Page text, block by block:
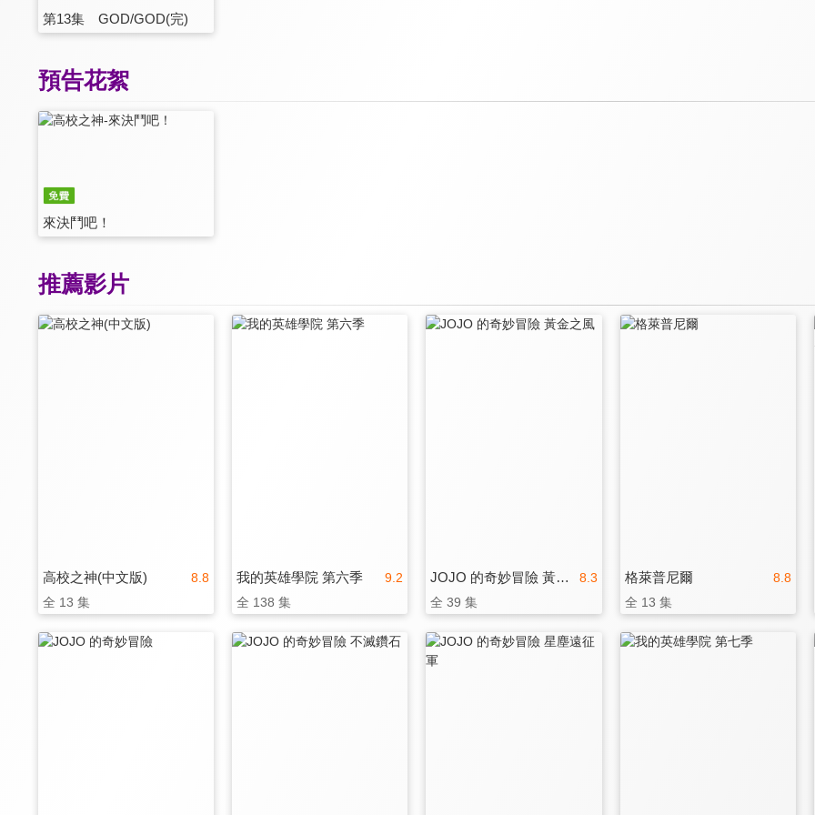
第13集 GOD/GOD(完)
預告花絮
來決鬥吧！
推薦影片
8.8
高校之神(中文版)
全 13 集
9.2
我的英雄學院 第六季
全 138 集
8.3
JOJO 的奇妙冒險 黃金之風
全 39 集
8.8
格萊普尼爾
全 13 集